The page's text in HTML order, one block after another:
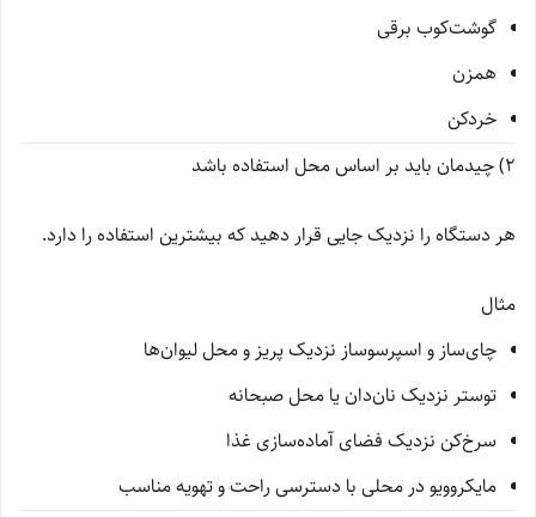
گوشت‌کوب برقی
همزن
خردکن
2) چیدمان باید بر اساس محل استفاده باشد
هر دستگاه را نزدیک جایی قرار دهید که بیشترین استفاده را دارد.
مثال
چای‌ساز و اسپرسوساز نزدیک پریز و محل لیوان‌ها
توستر نزدیک نان‌دان یا محل صبحانه
سرخ‌کن نزدیک فضای آماده‌سازی غذا
مایکروویو در محلی با دسترسی راحت و تهویه مناسب